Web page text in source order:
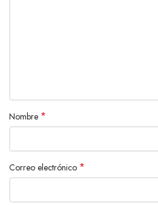
Nombre *
Correo electrónico *